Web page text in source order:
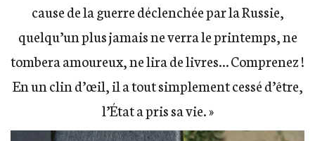
cause de la guerre déclenchée par la Russie,
quelqu’un plus jamais ne verra le printemps, ne
tombera amoureux, ne lira de livres… Comprenez !
En un clin d’œil, il a tout simplement cessé d’être,
l’État a pris sa vie. »